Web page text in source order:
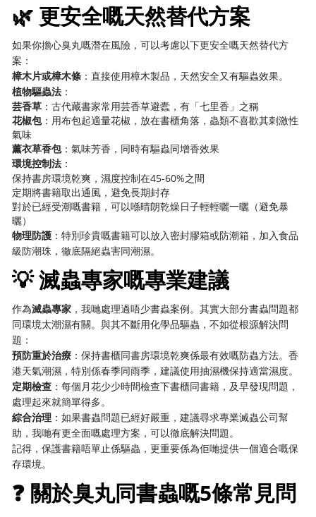
🌿 更安全嘅天然替代方案
如果你擔心臭丸嘅潛在風險，可以考慮以下更安全嘅天然替代方
案：
樟木片或樟木條 ：直接使用樟木製品，天然安全又有驅蟲效果。
植物驅蟲法 ：
芸香草 ：古代藏書家常用芸香草避蠹，有「七里香」之稱
花椒包：用布包起適量花椒，放在書櫃角落，蟲類不喜歡其刺激性
氣味
薰衣草香包：氣味芳香，同時有驅蟲同增香效果
環境控制法 ：
保持書房環境乾爽，濕度控制在45-60%之間
定期將書籍取出通風，避免長期封存
對於已經受潮嘅書籍，可以喺晴朗乾燥日子輕輕曬一曬（避免暴
曬）
物理防護 ：特別珍貴嘅書籍可以放入密封膠箱或防潮箱，加入食品
級防潮珠，徹底隔絕蟲害同潮濕。
💡 滅蟲專家嘅專業建議
作為滅蟲專家 ，我哋處理過唔少書蟲案例。其實大部分書蟲問題都
同環境太潮濕有關。與其不斷用化學品驅蟲，不如從根源解決問
題：
預防重於治療 ：保持書櫃同書房環境乾爽係最有效嘅防蟲方法。香
港天氣潮濕，特別係春季同雨季，建議使用抽濕機保持適當濕度。
定期檢查 ：每個月花少少時間檢查下書櫃同書籍，及早發現問題，
處理起來就簡單得多。
綜合治理 ：如果書蟲問題已經好嚴重，建議尋求專業滅蟲公司幫
助，我哋有更全面嘅處理方案，可以徹底解決問題。
記得，保護書籍唔單止係驅蟲，更重要係為佢哋提供一個適合嘅保
存環境。
❓ 關於臭丸同書蟲嘅5條常見問